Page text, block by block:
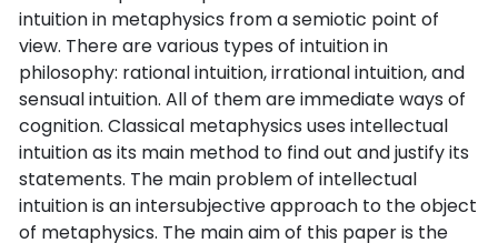
intuition in metaphysics from a semiotic point of
view. There are various types of intuition in
philosophy: rational intuition, irrational intuition, and
sensual intuition. All of them are immediate ways of
cognition. Classical metaphysics uses intellectual
intuition as its main method to find out and justify its
statements. The main problem of intellectual
intuition is an intersubjective approach to the object
of metaphysics. The main aim of this paper is the